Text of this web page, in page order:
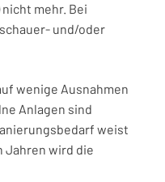
nicht mehr. Bei
und/oder
wenige Ausnahmen
Anlagen sind
weist
Jahren wird die